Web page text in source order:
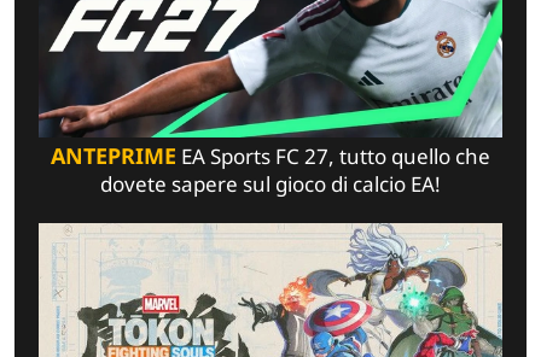
ANTEPRIME EA Sports FC 27, tutto quello che
dovete sapere sul gioco di calcio EA!